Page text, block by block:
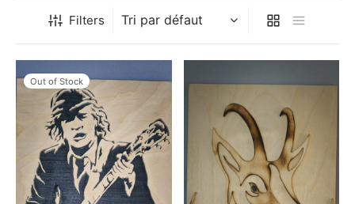
Filters
Out of Stock
au couteau